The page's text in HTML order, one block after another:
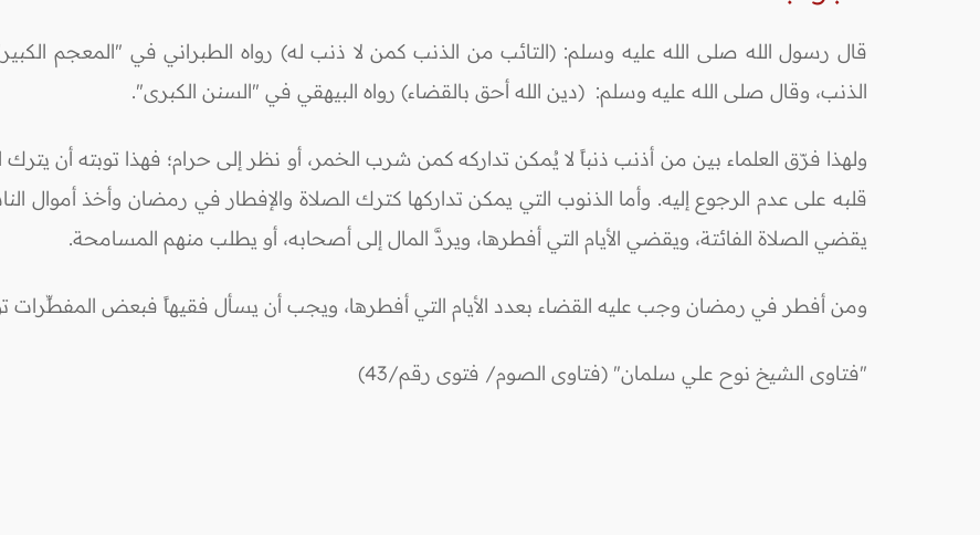
قال رسول الله صلى الله عليه وسلم: (التائب من الذنب كمن لا ذنب له) رواه الطبراني في "المعجم
الذنب، وقال صلى الله عليه وسلم: (دين الله أحق بالقضاء) رواه البيهقي في "السنن الكبرى".
ولهذا فرّق العلماء بين من أذنب ذنباً لا يُمكن تداركه كمن شرب الخمر، أو نظر إلى حرام؛ فهذا توبته أن
قلبه على عدم الرجوع إليه. وأما الذنوب التي يمكن تداركها كترك الصلاة والإفطار في رمضان وأخذ
يقضي الصلاة الفائتة، ويقضي الأيام التي أفطرها، ويردَّ المال إلى أصحابه، أو يطلب منهم المسامحة.
ومن أفطر في رمضان وجب عليه القضاء بعدد الأيام التي أفطرها، ويجب أن يسأل فقيهاً فبعض المفطِّرات
"فتاوى الشيخ نوح علي سلمان" (فتاوى الصوم/ فتوى رقم/43)